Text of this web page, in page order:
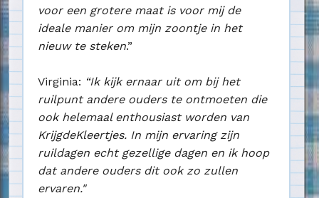
voor een grotere maat is voor mij de
ideale manier om mijn zoontje in het
nieuw te steken.”
Virginia: “Ik kijk ernaar uit om bij het
ruilpunt andere ouders te ontmoeten die
ook helemaal enthousiast worden van
KrijgdeKleertjes. In mijn ervaring zijn
ruildagen echt gezellige dagen en ik hoop
dat andere ouders dit ook zo zullen
ervaren."